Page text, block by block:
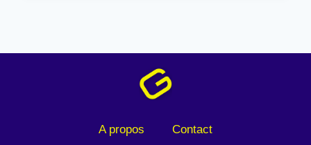
A propos Contact